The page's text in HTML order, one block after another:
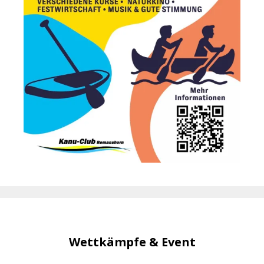
Wettkämpfe & Event